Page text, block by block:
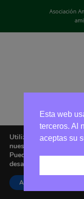
Asociación
Utilizamos cookies
nuestra web.
Puedes aprender más
desactivarlas en los
Aceptar
Esta web
terceros. Al
aceptas su